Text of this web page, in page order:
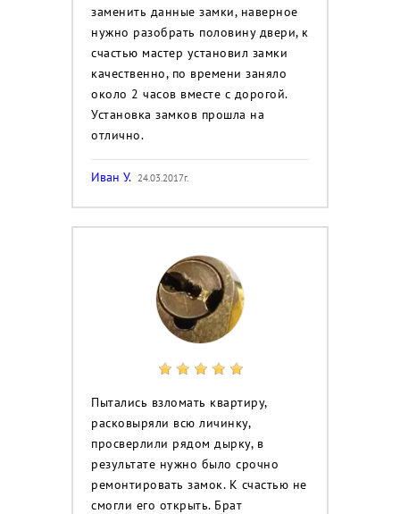
заменить данные замки, наверное
нужно разобрать половину двери, к
счастью мастер установил замки
качественно, по времени заняло
около 2 часов вместе с дорогой.
Установка замков прошла на
отлично.
Иван У. 24.03.2017г.
Пытались взломать квартиру,
расковыряли всю личинку,
просверлили рядом дырку, в
результате нужно было срочно
ремонтировать замок. К счастью не
смогли его открыть. Брат